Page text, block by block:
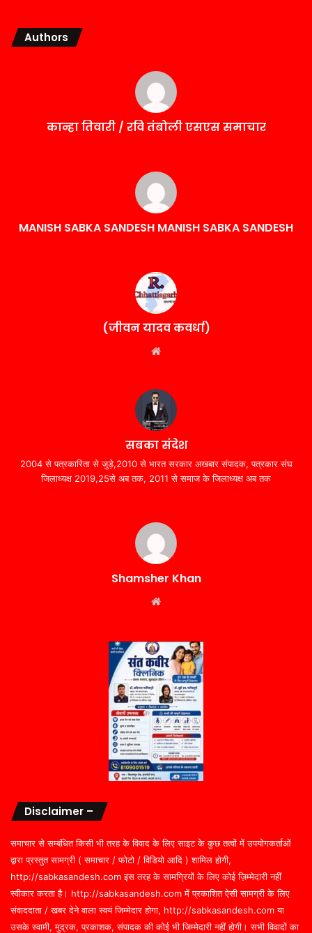
Authors
कान्हा तिवारी / रवि तंबोली एसएस समाचार
MANISH SABKA SANDESH MANISH SABKA SANDESH
(जीवन यादव कवर्धा)
सबका संदेश
2004 से पत्रकारिता से जुड़े,2010 से भारत सरकार अखबार संपादक, पत्रकार संघ
जिलाध्यक्ष 2019,25से अब तक, 2011 से समाज के जिलाध्यक्ष अब तक
Shamsher Khan
Disclaimer –
समाचार से सम्बंधित किसी भी तरह के विवाद के लिए साइट के कुछ तत्वों में उपयोगकर्ताओं
द्वारा प्रस्तुत सामग्री ( समाचार / फोटो / विडियो आदि ) शामिल होगी,
http://sabkasandesh.com इस तरह के सामग्रियों के लिए कोई ज़िम्मेदारी नहीं
स्वीकार करता है। http://sabkasandesh.com में प्रकाशित ऐसी सामग्री के लिए
संवाददाता / खबर देने वाला स्वयं जिम्मेदार होगा, http://sabkasandesh.com या
उसके स्वामी, मुद्रक, प्रकाशक, संपादक की कोई भी जिम्मेदारी नहीं होगी। सभी विवादों का